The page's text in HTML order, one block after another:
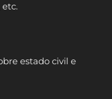
etc.
estado civil e